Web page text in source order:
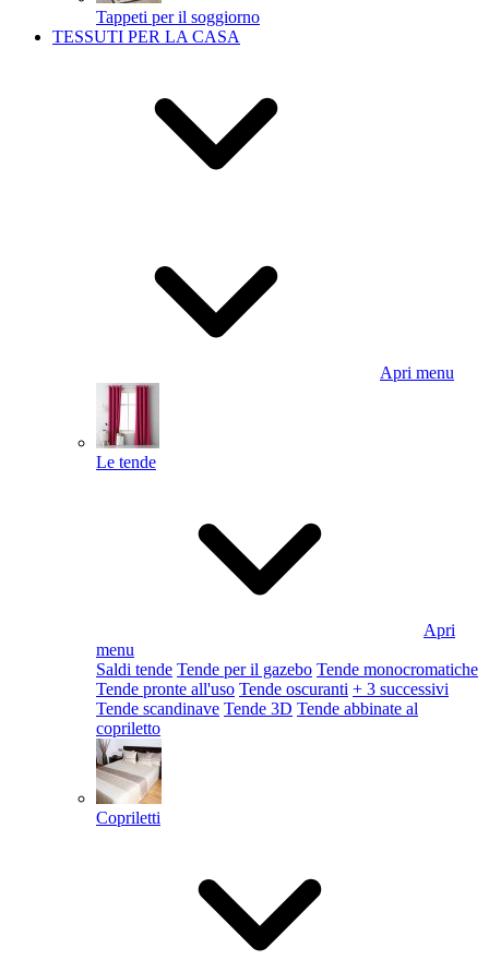
Tappeti per il soggiorno
TESSUTI PER LA CASA
Apri menu
Le tende
Apri
menu
Saldi tende Tende per il gazebo Tende monocromatiche
Tende pronte all'uso Tende oscuranti + 3 successivi
Tende scandinave Tende 3D Tende abbinate al
copriletto
Copriletti